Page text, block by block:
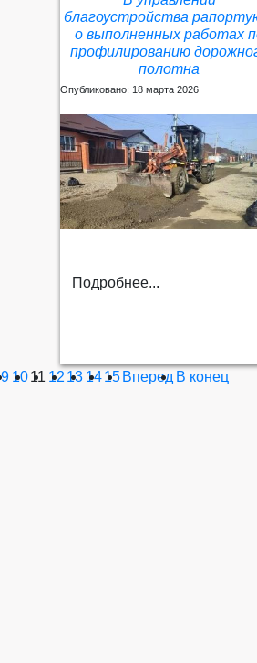
благоустройства
о выполненных работах
профилированию
полотна
Опубликовано: 18 марта 2026
Подробнее...
9 1011 12 13 14 15 Вперед В конец